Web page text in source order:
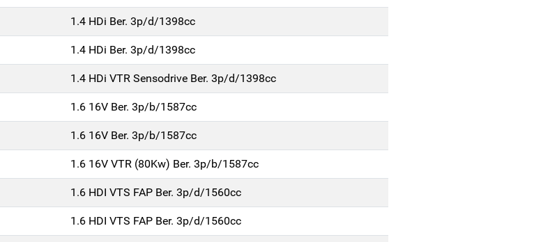
1.4 HDi Ber. 3p/d/1398cc
1.4 HDi Ber. 3p/d/1398cc
1.4 HDi VTR Sensodrive Ber. 3p/d/1398cc
1.6 16V Ber. 3p/b/1587cc
1.6 16V Ber. 3p/b/1587cc
1.6 16V VTR (80Kw) Ber. 3p/b/1587cc
1.6 HDI VTS FAP Ber. 3p/d/1560cc
1.6 HDI VTS FAP Ber. 3p/d/1560cc